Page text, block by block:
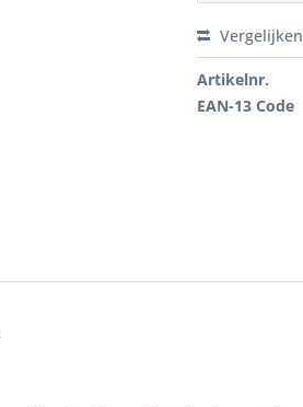
Vergelijken
Artikelnr.
EAN-13 Code